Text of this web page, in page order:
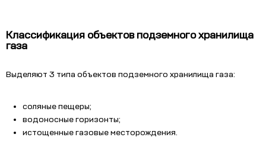
Классификация объектов подземного хранилища
газа
Выделяют 3 типа объектов подземного хранилища газа:
соляные пещеры;
водоносные горизонты;
истощенные газовые месторождения.